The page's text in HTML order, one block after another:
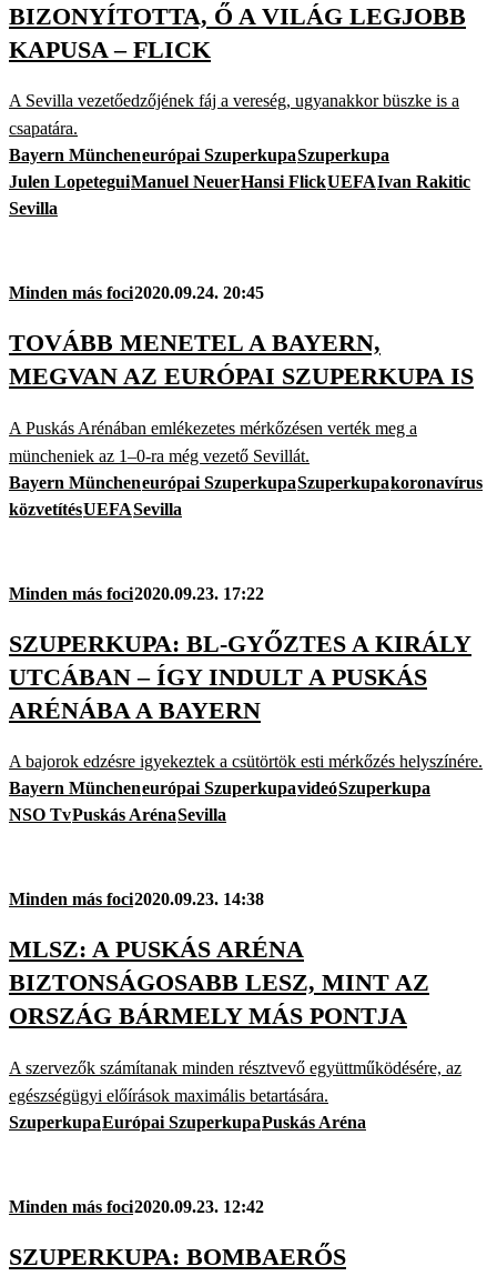
BIZONYÍTOTTA, Ő A VILÁG LEGJOBB
KAPUSA – FLICK
A Sevilla vezetőedzőjének fáj a vereség, ugyanakkor büszke is a
csapatára.
Bayern Müncheneurópai SzuperkupaSzuperkupa
Julen LopeteguiManuel NeuerHansi FlickUEFAIvan Rakitic
Sevilla
Minden más foci2020.09.24. 20:45
TOVÁBB MENETEL A BAYERN,
MEGVAN AZ EURÓPAI SZUPERKUPA IS
A Puskás Arénában emlékezetes mérkőzésen verték meg a
müncheniek az 1–0-ra még vezető Sevillát.
Bayern Müncheneurópai SzuperkupaSzuperkupakoronavírus
közvetítésUEFASevilla
Minden más foci2020.09.23. 17:22
SZUPERKUPA: BL-GYŐZTES A KIRÁLY
UTCÁBAN – ÍGY INDULT A PUSKÁS
ARÉNÁBA A BAYERN
A bajorok edzésre igyekeztek a csütörtök esti mérkőzés helyszínére.
Bayern Müncheneurópai SzuperkupavideóSzuperkupa
NSO TvPuskás ArénaSevilla
Minden más foci2020.09.23. 14:38
MLSZ: A PUSKÁS ARÉNA
BIZTONSÁGOSABB LESZ, MINT AZ
ORSZÁG BÁRMELY MÁS PONTJA
A szervezők számítanak minden résztvevő együttműködésére, az
egészségügyi előírások maximális betartására.
SzuperkupaEurópai SzuperkupaPuskás Aréna
Minden más foci2020.09.23. 12:42
SZUPERKUPA: BOMBAERŐS